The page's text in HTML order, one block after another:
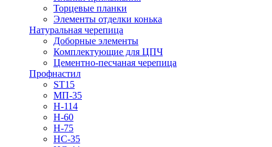
Торцевые планки
Элементы отделки конька
Натуральная черепица
Доборные элементы
Комплектующие для ЦПЧ
Цементно-песчаная черепица
Профнастил
ST15
МП-35
Н-114
Н-60
Н-75
НС-35